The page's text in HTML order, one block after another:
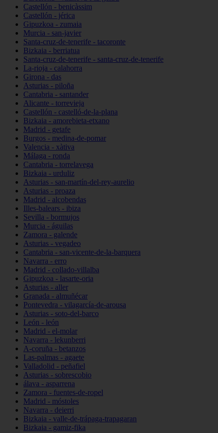
Castellón - benicàssim
Castellón - jérica
Gipuzkoa - zumaia
Murcia - san-javier
Santa-cruz-de-tenerife - tacoronte
Bizkaia - berriatua
Santa-cruz-de-tenerife - santa-cruz-de-tenerife
La-rioja - calahorra
Girona - das
Asturias - piloña
Cantabria - santander
Alicante - torrevieja
Castellón - castelló-de-la-plana
Bizkaia - amorebieta-etxano
Madrid - getafe
Burgos - medina-de-pomar
Valencia - xàtiva
Málaga - ronda
Cantabria - torrelavega
Bizkaia - urduliz
Asturias - san-martín-del-rey-aurelio
Asturias - proaza
Madrid - alcobendas
Illes-balears - ibiza
Sevilla - bormujos
Murcia - águilas
Zamora - galende
Asturias - vegadeo
Cantabria - san-vicente-de-la-barquera
Navarra - erro
Madrid - collado-villalba
Gipuzkoa - lasarte-oria
Asturias - aller
Granada - almuñécar
Pontevedra - vilagarcía-de-arousa
Asturias - soto-del-barco
León - león
Madrid - el-molar
Navarra - lekunberri
A-coruña - betanzos
Las-palmas - agaete
Valladolid - peñafiel
Asturias - sobrescobio
álava - asparrena
Zamora - fuentes-de-ropel
Madrid - móstoles
Navarra - deierri
Bizkaia - valle-de-trápaga-trapagaran
Bizkaia - gamiz-fika